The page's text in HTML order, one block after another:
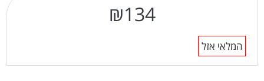
₪134
המלאי אזל